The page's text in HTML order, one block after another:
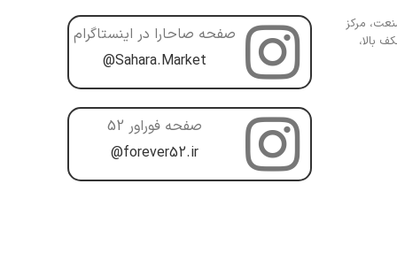
مرکز
بالا،
صفحه صاحارا در اینستاگرام
@Sahara.Market
صفحه فوراور 52
@forever52.ir